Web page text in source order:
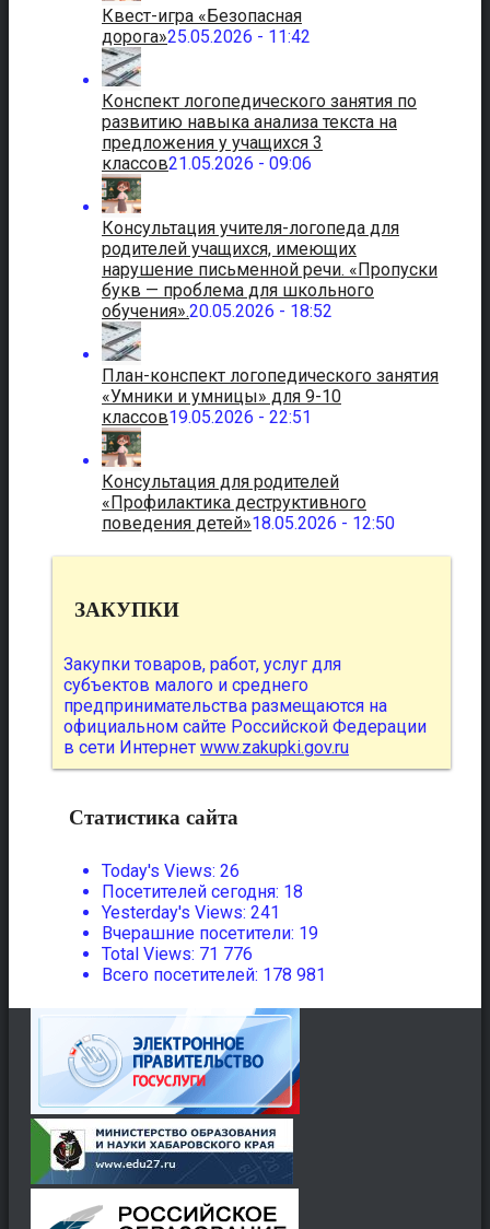
Квест-игра «Безопасная
дорога»25.05.2026 - 11:42
Конспект логопедического занятия по
развитию навыка анализа текста на
предложения у учащихся 3
классов21.05.2026 - 09:06
Консультация учителя-логопеда для
родителей учащихся, имеющих
нарушение письменной речи. «Пропуски
букв — проблема для школьного
обучения».20.05.2026 - 18:52
План-конспект логопедического занятия
«Умники и умницы» для 9-10
классов19.05.2026 - 22:51
Консультация для родителей
«Профилактика деструктивного
поведения детей»18.05.2026 - 12:50
ЗАКУПКИ
Закупки товаров, работ, услуг для
субъектов малого и среднего
предпринимательства размещаются на
официальном сайте Российской Федерации
в сети Интернет www.zakupki.gov.ru
Статистика сайта
Today's Views: 26
Посетителей сегодня: 18
Yesterday's Views: 241
Вчерашние посетители: 19
Total Views: 71 776
Всего посетителей: 178 981